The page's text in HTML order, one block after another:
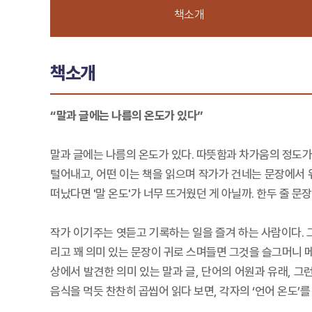
책소개
책소개
“말과 글에는 나름의 온도가 있다”
말과 글에는 나름의 온도가 있다. 따뜻함과 차가움의 정도
털어내고, 어떤 이는 책을 읽으며 작가가 건네는 문장에
떠났다면 '말 온도'가 너무 뜨거웠던 게 아닐까. 한두 줄 문
작가 이기주는 엿듣고 기록하는 일을 즐겨 하는 사람이다
리고 꽤 의미 있는 문장이 귀로 스며들면 그것을 슬그머니
상에서 발견한 의미 있는 말과 글, 단어의 어원과 유래, 그
음식을 먹듯 찬찬히 곱씹어 읽다 보면, 각자의 ‘언어 온도’